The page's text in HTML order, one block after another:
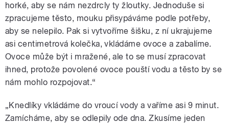
horké, aby se nám nezdrcly ty žloutky. Jednoduše si
zpracujeme těsto, mouku přisypáváme podle potřeby,
aby se nelepilo. Pak si vytvoříme šišku, z ní ukrajujeme
asi centimetrová kolečka, vkládáme ovoce a zabalíme.
Ovoce může být i mražené, ale to se musí zpracovat
ihned, protože povolené ovoce pouští vodu a těsto by se
nám mohlo rozpojovat.“
„Knedlíky vkládáme do vroucí vody a vaříme asi 9 minut.
Zamícháme, aby se odlepily ode dna. Zkusíme jeden